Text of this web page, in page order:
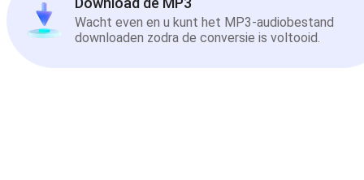
Wacht even en u kunt het MP3-audiobestand
downloaden zodra de conversie is voltooid.